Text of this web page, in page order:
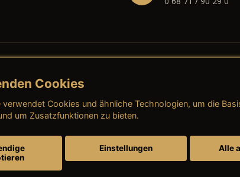
→ AGB (Neuwagen)
Cookies
verwendet Cookies und ähnliche Technologien, um die
um Zusatzfunktionen zu bieten.
Einstellungen Alle